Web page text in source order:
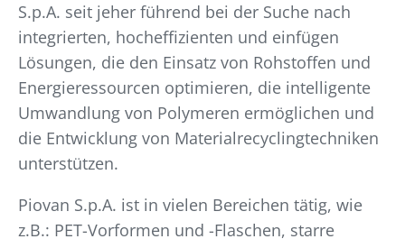
S.p.A. seit jeher führend bei der Suche nach
integrierten, hocheffizienten und einfügen
Lösungen, die den Einsatz von Rohstoffen und
Energieressourcen optimieren, die intelligente
Umwandlung von Polymeren ermöglichen und
die Entwicklung von Materialrecyclingtechniken
unterstützen.
Piovan S.p.A. ist in vielen Bereichen tätig, wie
z.B.: PET-Vorformen und -Flaschen, starre